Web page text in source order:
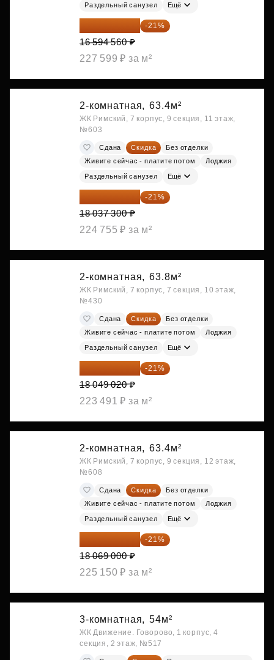
Раздельный санузел Ещё
13 109 702 ₽ -21%
16 594 560 ₽
227 599 ₽ за м²
2-комнатная, 63.4м²
ЖК Римский, 7 корпус, 9 секция, 11 этаж,
№603
Сдана Скидка
Без отделки
Живите сейчас - платите потом
Лоджия
Раздельный санузел Ещё
14 249 467 ₽ -21%
18 037 300 ₽
224 755 ₽ за м²
2-комнатная, 63.8м²
ЖК Римский, 7 корпус, 7 секция, 10 этаж,
№430
Сдана Скидка
Без отделки
Живите сейчас - платите потом
Лоджия
Раздельный санузел Ещё
14 258 726 ₽ -21%
18 049 020 ₽
223 491 ₽ за м²
2-комнатная, 63.4м²
ЖК Римский, 7 корпус, 9 секция, 12 этаж,
№608
Сдана Скидка
Без отделки
Живите сейчас - платите потом
Лоджия
Раздельный санузел Ещё
14 274 510 ₽ -21%
18 069 000 ₽
225 150 ₽ за м²
3-комнатная, 54м²
ЖК Движение. Говорово, 1 корпус, 4
секция, 2 этаж, №517